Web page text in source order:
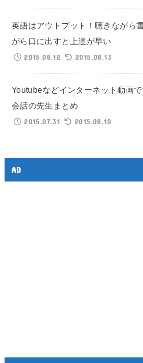
英語はアウトプット！聴きながら
がら口に出すと上達が早い
2015.08.12
2015.08.13
Youtubeなどインターネット動画
会話の先生まとめ
2015.07.31
2015.08.10
AD